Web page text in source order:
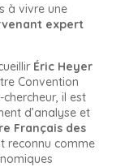
à vivre une
expert
Éric Heyer
Convention
il est
d’analyse et
Français des
reconnu comme